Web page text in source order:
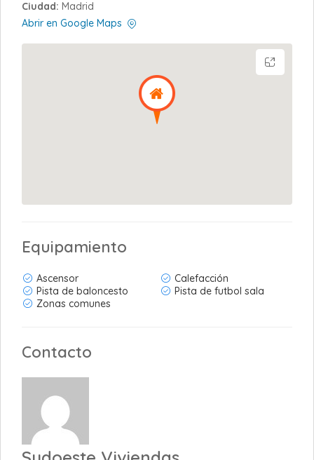
Ciudad: Madrid
Abrir en Google Maps
Equipamiento
Ascensor
Calefacción
Pista de baloncesto
Pista de futbol sala
Zonas comunes
Contacto